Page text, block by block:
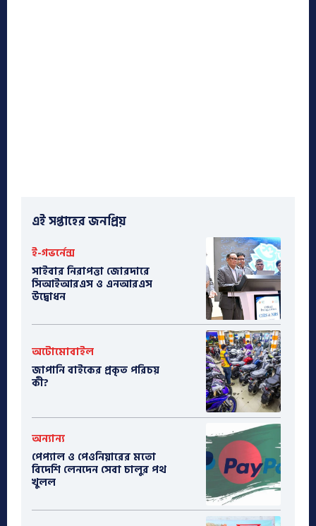
এই সপ্তাহের জনপ্রিয়
ই-গভর্নেন্স
সাইবার নিরাপত্তা জোরদারে
সিআইআরএস ও এনআরএস
উদ্বোধন
অটোমোবাইল
​জাপানি বাইকের প্রকৃত পরিচয়
কী?
অন্যান্য
পেপ্যাল ও পেওনিয়ারের মতো
বিদেশি লেনদেন সেবা চালুর পথ
খুলল